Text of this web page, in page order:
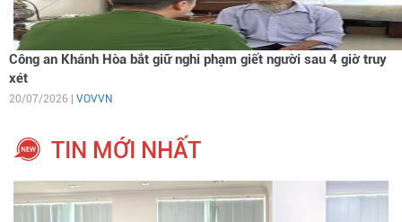
Công an Khánh Hòa bắt giữ nghi phạm giết người sau 4 giờ truy
xét
20/07/2026 | VOVVN
TIN MỚI NHẤT